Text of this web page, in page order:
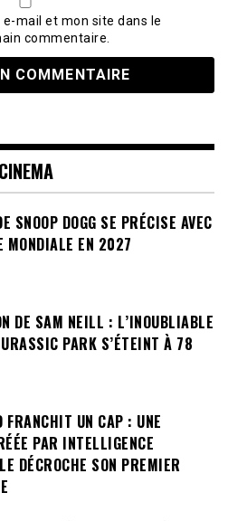
mail et mon site dans le
commentaire.
CINEMA
SNOOP DOGG SE PRÉCISE AVEC
MONDIALE EN 2027
DE SAM NEILL : L’INOUBLIABLE
PARK S’ÉTEINT À 78
FRANCHIT UN CAP : UNE
PAR INTELLIGENCE
DÉCROCHE SON PREMIER